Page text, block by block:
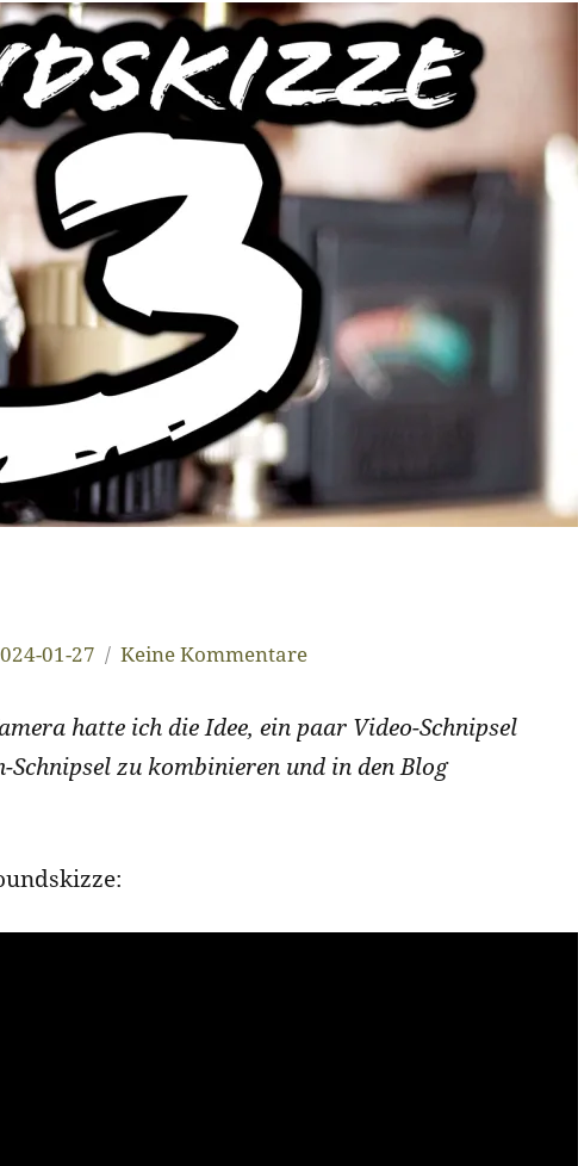
01-27 Keine Kommentare
hatte ich die Idee, ein paar Video-Schnipsel
Schnipsel zu kombinieren und in den Blog